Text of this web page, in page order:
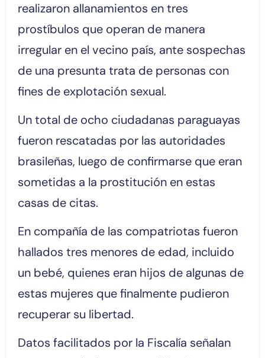
realizaron allanamientos en tres
prostíbulos que operan de manera
irregular en el vecino país, ante sospechas
de una presunta trata de personas con
fines de explotación sexual.
Un total de ocho ciudadanas paraguayas
fueron rescatadas por las autoridades
brasileñas, luego de confirmarse que eran
sometidas a la prostitución en estas
casas de citas.
En compañía de las compatriotas fueron
hallados tres menores de edad, incluido
un bebé, quienes eran hijos de algunas de
estas mujeres que finalmente pudieron
recuperar su libertad.
Datos facilitados por la Fiscalía señalan